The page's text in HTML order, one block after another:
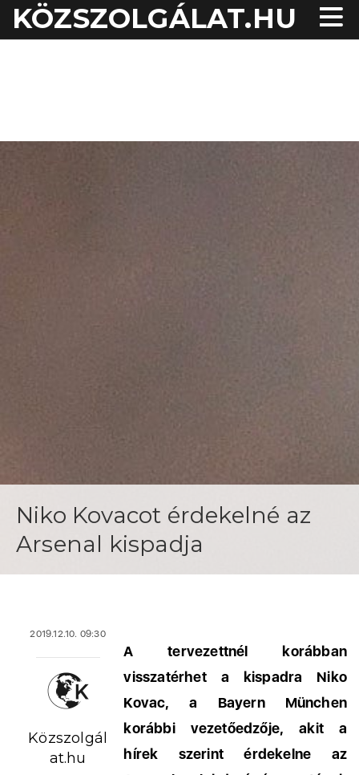
KÖZSZOLGÁLAT.HU
Niko Kovacot érdekelné az
Arsenal kispadja
2019.12.10. 09:30
Közszolgál
at.hu
A tervezettnél korábban
visszatérhet a kispadra Niko
Kovac, a Bayern München
korábbi vezetőedzője, akit a
hírek szerint érdekelne az